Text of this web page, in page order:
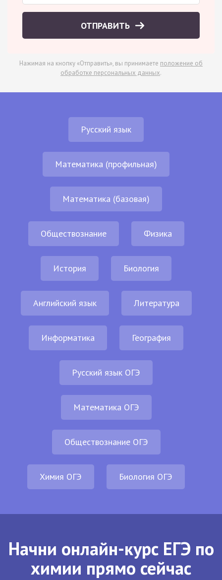
ОТПРАВИТЬ
Нажимая на кнопку «Отправить», вы принимаете положение об
обработке персональных данных.
Русский язык
Математика (профильная)
Математика (базовая)
Обществознание Физика
История Биология
Английский язык Литература
Информатика География
Русский язык ОГЭ
Математика ОГЭ
Обществознание ОГЭ
Химия ОГЭ Биология ОГЭ
Начни онлайн-курс ЕГЭ по
химии прямо сейчас